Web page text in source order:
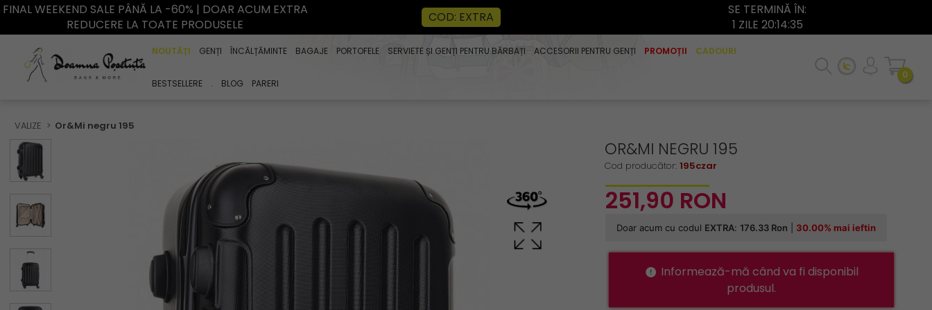
FINAL WEEKEND SALE PÂNĂ LA -60% | DOAR ACUM EXTRA
REDUCERE LA TOATE PRODUSELE
COD: EXTRA
SE TERMINĂ ÎN:
1 ZILE 20:14:34
NOUTĂȚI GENȚI ÎNCĂLȚĂMINTE BAGAJE PORTOFELE SERVIETE ȘI GENȚI PENTRU BĂRBAȚI ACCESORII PENTRU GENȚI PROMOȚII CADOURI
BESTSELLERE . BLOG PARERI
0
VALIZE Or&Mi negru 195
OR&MI NEGRU 195
Cod producător:195czar
251,90 RON
Informează-mă când va fi disponibil
produsul.